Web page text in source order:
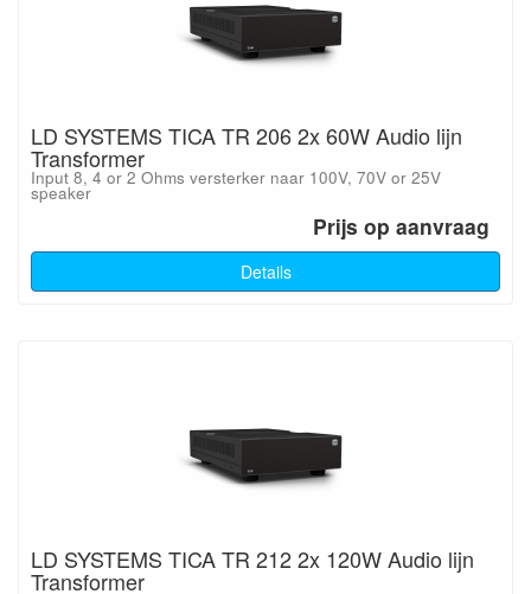
LD SYSTEMS TICA TR 206 2x 60W Audio lijn
Transformer
Input 8, 4 or 2 Ohms versterker naar 100V, 70V or 25V
speaker
Prijs op aanvraag
Details
LD SYSTEMS TICA TR 212 2x 120W Audio lijn
Transformer